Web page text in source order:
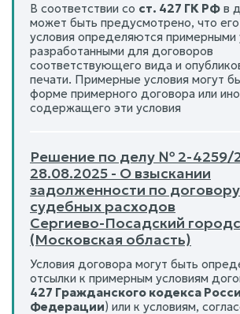
В соответствии со ст. 427 ГК РФ в
может быть предусмотрено, что
условия определяются примерными
разработанными для договоров
соответствующего вида и
печати. Примерные условия могут
форме примерного договора или
содержащего эти условия
Решение по делу № 2-4259/
28.08.2025 - О взыскании
задолженности по
судебных расходов
Сергиево-Посадский
(Московская область)
Условия договора могут быть
отсылки к примерным условиям
427 Гражданского кодекса
Федерации) или к условиям,